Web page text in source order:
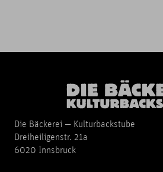
Die Bäckerei — Kulturbackstube
Dreiheiligenstr. 21a
6020 Innsbruck